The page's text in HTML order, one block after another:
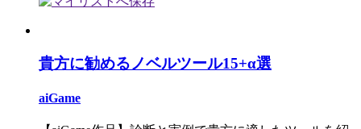
貴方に勧めるノベルツール15+α選
aiGame